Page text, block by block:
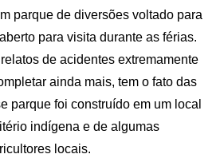
parque de diversões voltado para
para visita durante as férias.
de acidentes extremamente
ainda mais, tem o fato das
parque foi construído em um local
indígena e de algumas
locais.